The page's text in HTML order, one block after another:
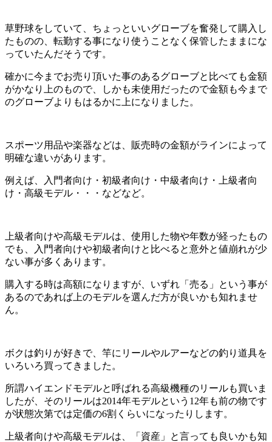
草野球をしていて、ちょっといいグローブを奮発して購入し
たものの、転勤する事になり使うことなく保管したままにな
っていたんだそうです。
確かに今までお売り頂いた事のあるグローブと比べても金額
がかなり上のもので、しかも未使用だったので金額も今まで
のグローブよりもはるかに上になりました。
スポーツ用品や楽器などは、販売時の金額がラインによって
明確な違いがあります。
例えば、入門者向け・初級者向け・中級者向け・上級者向
け・高級モデル・・・などなど。
上級者向けや高級モデルは、使用した物や年数が経ったもの
でも、入門者向けや初級者向けと比べると意外と値崩れが少
ない事が多くあります。
購入する時は高額になりますが、いずれ「売る」という事が
あるのであれば上のモデルを選んだ方が良いかも知れませ
ん。
ボクは釣りが好きで、竿にリールやルアーなどの釣り道具を
いろいろ買ってきました。
所謂ハイエンドモデルと呼ばれる高級機種のリールも買いま
したが、そのリールは2014年モデルという12年も前の物です
が状態次第では定価の6割くらいになったりします。
上級者向けや高級モデルは、「資産」と言っても良いかも知